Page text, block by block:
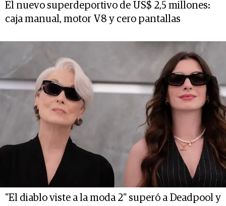
El nuevo superdeportivo de US$ 2,5 millones:
caja manual, motor V8 y cero pantallas
"El diablo viste a la moda 2" superó a Deadpool y